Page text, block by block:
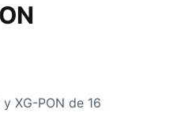
XG-PON de 16